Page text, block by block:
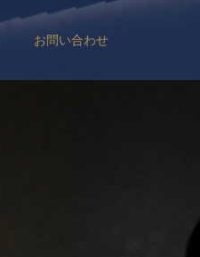
お問い合わせ